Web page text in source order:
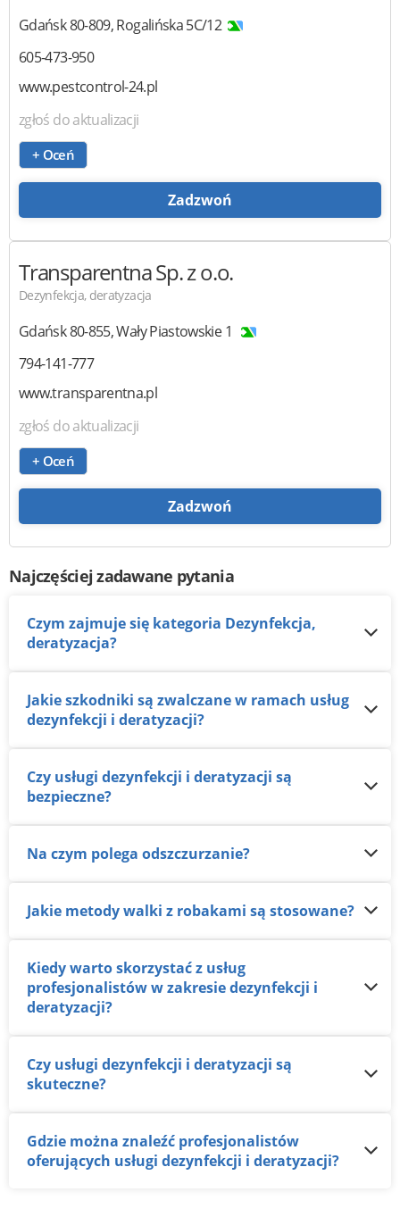
Gdańsk80-809,Rogalińska 5C/12
605-473-950
www.pestcontrol-24.pl
zgłoś do aktualizacji
+ Oceń
Zadzwoń
TransparentnaSp. z o.o.
Dezynfekcja, deratyzacja
Gdańsk80-855,Wały Piastowskie 1
794-141-777
www.transparentna.pl
zgłoś do aktualizacji
+ Oceń
Zadzwoń
Najczęściej zadawane pytania
Czym zajmuje się kategoria Dezynfekcja,
deratyzacja?
Jakie szkodniki są zwalczane w ramach usług
dezynfekcji i deratyzacji?
Czy usługi dezynfekcji i deratyzacji są
bezpieczne?
Na czym polega odszczurzanie?
Jakie metody walki z robakami są stosowane?
Kiedy warto skorzystać z usług
profesjonalistów w zakresie dezynfekcji i
deratyzacji?
Czy usługi dezynfekcji i deratyzacji są
skuteczne?
Gdzie można znaleźć profesjonalistów
oferujących usługi dezynfekcji i deratyzacji?